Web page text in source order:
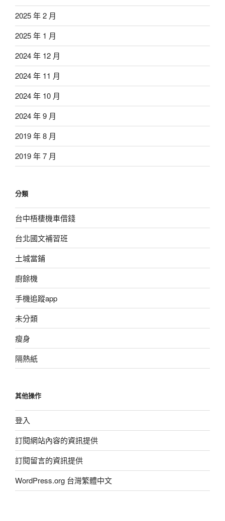
2025 年 2 月
2025 年 1 月
2024 年 12 月
2024 年 11 月
2024 年 10 月
2024 年 9 月
2019 年 8 月
2019 年 7 月
分類
台中梧棲機車借錢
台北國文補習班
土城當鋪
廚餘機
手機追蹤app
未分類
瘦身
隔熱紙
其他操作
登入
訂閱網站內容的資訊提供
訂閱留言的資訊提供
WordPress.org 台灣繁體中文